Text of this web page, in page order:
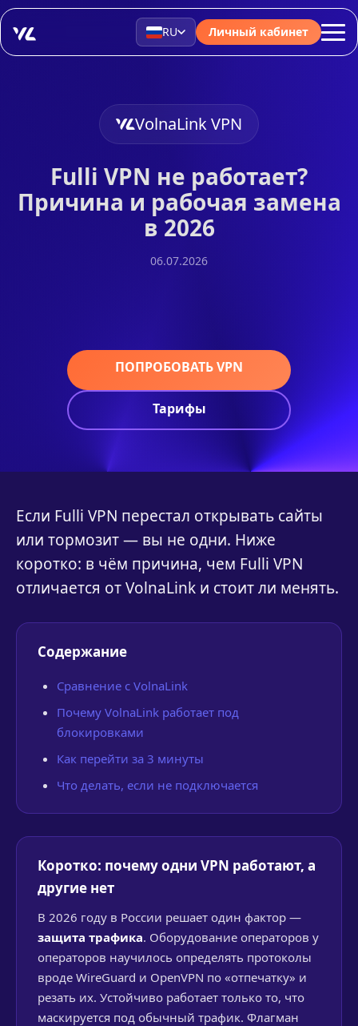
RU Личный кабинет
VolnaLink VPN
Fulli VPN не работает?
Причина и рабочая замена
в 2026
06.07.2026
ПОПРОБОВАТЬ VPN
Тарифы
Если Fulli VPN перестал открывать сайты
или тормозит — вы не одни. Ниже
коротко: в чём причина, чем Fulli VPN
отличается от VolnaLink и стоит ли менять.
Содержание
Сравнение с VolnaLink
Почему VolnaLink работает под
блокировками
Как перейти за 3 минуты
Что делать, если не подключается
Коротко: почему одни VPN работают, а
другие нет
В 2026 году в России решает один фактор —
защита трафика. Оборудование операторов у
операторов научилось определять протоколы
вроде WireGuard и OpenVPN по «отпечатку» и
резать их. Устойчиво работает только то, что
маскируется под обычный трафик. Флагман